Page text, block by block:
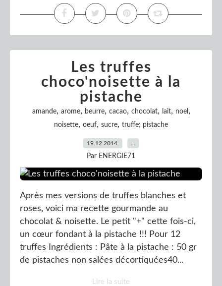
Les truffes
choco'noisette à la
pistache
amande, arome, beurre, cacao, chocolat, lait, noel,
noisette, oeuf, sucre, truffe; pistache
19.12.2014
Par ENERGIE71
Après mes versions de truffes blanches et
roses, voici ma recette gourmande au
chocolat & noisette. Le petit "+" cette fois-ci,
un cœur fondant à la pistache !!! Pour 12
truffes Ingrédients : Pâte à la pistache : 50 gr
de pistaches non salées décortiquées40...
Lire la suite